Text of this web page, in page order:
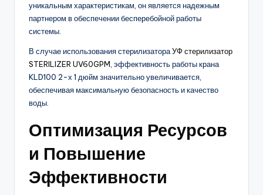
уникальным характеристикам, он является надежным
партнером в обеспечении бесперебойной работы
системы.
В случае использования стерилизатораУФ стерилизатор
STERILIZER UV60GPM , эффективность работы крана
KLD100 2-х 1 дюйм значительно увеличивается,
обеспечивая максимальную безопасность и качество
воды.
Оптимизация Ресурсов
и Повышение
Эффективности